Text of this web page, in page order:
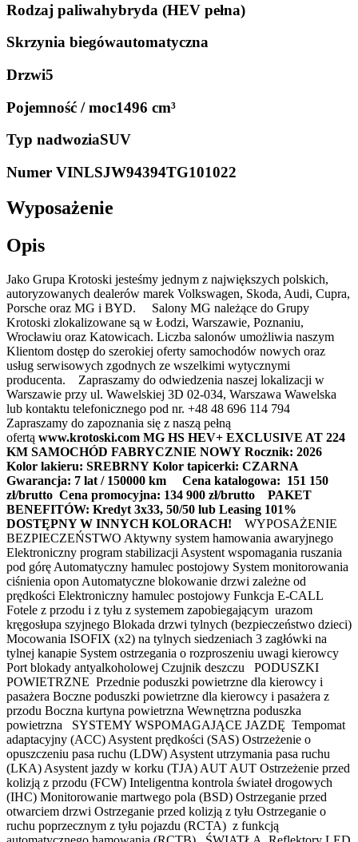
Rodzaj paliwahybryda (HEV pełna)
Skrzynia biegówautomatyczna
Drzwi5
Pojemność / moc1496 cm³
Typ nadwoziaSUV
Numer VINLSJW94394TG101022
Wyposażenie
Opis
Jako Grupa Krotoski jesteśmy jednym z największych polskich,
autoryzowanych dealerów marek Volkswagen, Skoda, Audi, Cupra,
Porsche oraz MG i BYD. Salony MG należące do Grupy
Krotoski zlokalizowane są w Łodzi, Warszawie, Poznaniu,
Wrocławiu oraz Katowicach. Liczba salonów umożliwia naszym
Klientom dostęp do szerokiej oferty samochodów nowych oraz
usług serwisowych zgodnych ze wszelkimi wytycznymi
producenta. Zapraszamy do odwiedzenia naszej lokalizacji w
Warszawie przy ul. Wawelskiej 3D 02-034, Warszawa Wawelska
lub kontaktu telefonicznego pod nr. +48 48 696 114 794
Zapraszamy do zapoznania się z naszą pełną
ofertą www.krotoski.com MG HS HEV+ EXCLUSIVE AT 224
KM SAMOCHÓD FABRYCZNIE NOWY Rocznik: 2026
Kolor lakieru: SREBRNY Kolor tapicerki: CZARNA
Gwarancja: 7 lat / 150000 km
Cena katalogowa: 151 150
zł/brutto Cena promocyjna: 134 900 zł/brutto
PAKET
BENEFITÓW: Kredyt 3x33, 50/50 lub Leasing 101%
DOSTĘPNY W INNYCH KOLORACH! WYPOSAŻENIE
BEZPIECZEŃSTWO Aktywny system hamowania awaryjnego
Elektroniczny program stabilizacji Asystent wspomagania ruszania
pod górę Automatyczny hamulec postojowy System monitorowania
ciśnienia opon Automatyczne blokowanie drzwi zależne od
prędkości Elektroniczny hamulec postojowy Funkcja E-CALL
Fotele z przodu i z tyłu z systemem zapobiegającym urazom
kręgosłupa szyjnego Blokada drzwi tylnych (bezpieczeństwo dzieci)
Mocowania ISOFIX (x2) na tylnych siedzeniach 3 zagłówki na
tylnej kanapie System ostrzegania o rozproszeniu uwagi kierowcy
Port blokady antyalkoholowej Czujnik deszczu PODUSZKI
POWIETRZNE Przednie poduszki powietrzne dla kierowcy i
pasażera Boczne poduszki powietrzne dla kierowcy i pasażera z
przodu Boczna kurtyna powietrzna Wewnętrzna poduszka
powietrzna SYSTEMY WSPOMAGAJĄCE JAZDĘ Tempomat
adaptacyjny (ACC) Asystent prędkości (SAS) Ostrzeżenie o
opuszczeniu pasa ruchu (LDW) Asystent utrzymania pasa ruchu
(LKA) Asystent jazdy w korku (TJA) AUT AUT Ostrzeżenie przed
kolizją z przodu (FCW) Inteligentna kontrola świateł drogowych
(IHC) Monitorowanie martwego pola (BSD) Ostrzeganie przed
otwarciem drzwi Ostrzeganie przed kolizją z tyłu Ostrzeganie o
ruchu poprzecznym z tyłu pojazdu (RCTA) z funkcją